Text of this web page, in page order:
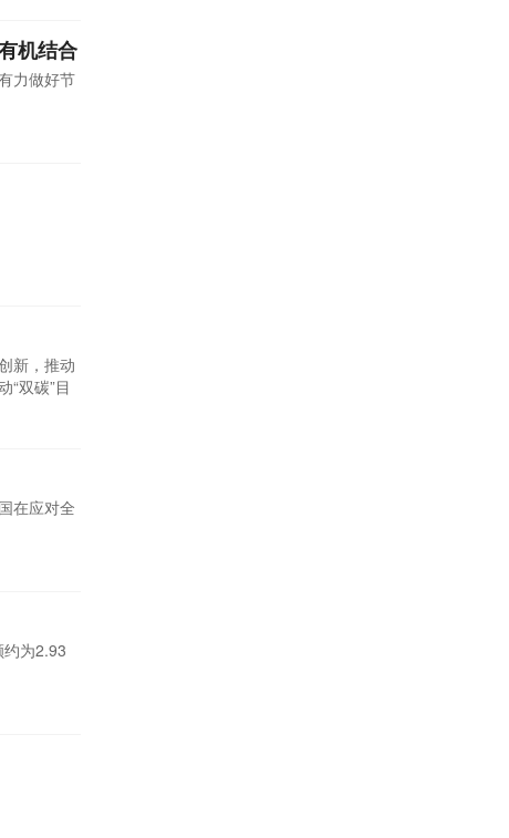
机结合
力做好节
新，推动
“双碳”目
在应对全
为2.93